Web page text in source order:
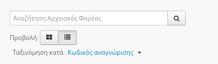
Προβολή:
Ταξινόμηση κατά: Κωδικός αναγνώρισης